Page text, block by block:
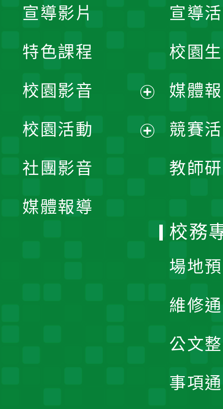
宣導
校園
媒體
競賽
教師
宣導影片
特色課程
校園影音
開
校園活動
社團影音
媒體報導
校務
場地
維修
公文
事項